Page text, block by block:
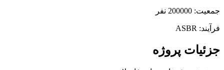
جمعیت: 200000 نفر
فرآیند: ASBR
جزئیات پروژه